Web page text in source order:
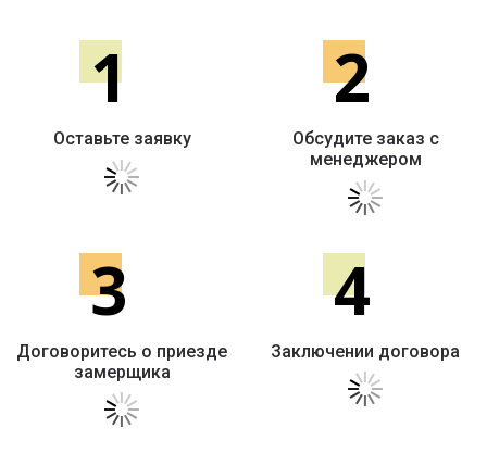
1
Оставьте заявку
2
Обсудите заказ с
менеджером
3
Договоритесь о приезде
замерщика
4
Заключении договора